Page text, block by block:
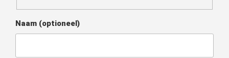
Naam (optioneel)